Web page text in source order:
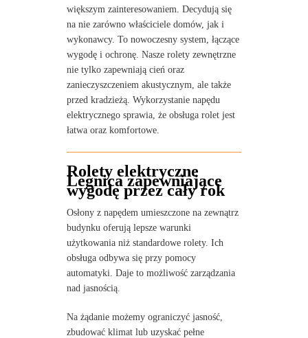
większym zainteresowaniem. Decydują się
na nie zarówno właściciele domów, jak i
wykonawcy. To nowoczesny system, łączące
wygodę i ochronę. Nasze rolety zewnętrzne
nie tylko zapewniają cień oraz
zanieczyszczeniem akustycznym, ale także
przed kradzieżą. Wykorzystanie napędu
elektrycznego sprawia, że obsługa rolet jest
łatwa oraz komfortowe.
Rolety elektryczne
Legnica zapewniające
wygodę przez cały rok
Osłony z napędem umieszczone na zewnątrz
budynku oferują lepsze warunki
użytkowania niż standardowe rolety. Ich
obsługa odbywa się przy pomocy
automatyki. Daje to możliwość zarządzania
nad jasnością.
Na żądanie możemy ograniczyć jasność,
zbudować klimat lub uzyskać pełne